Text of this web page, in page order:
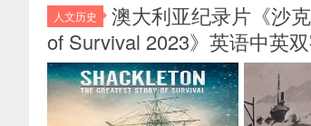
人文历史
澳大利亚纪录片《沙
of Survival 2023》英语中英